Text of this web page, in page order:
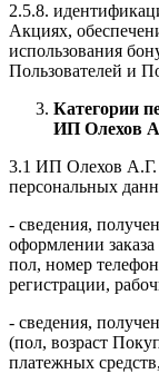
2.5.8.
Акциях,
использования
Пользователей и
Категории
ИП Олехов
3.1 ИП Олехов А.Г.
персональных
- сведения,
оформлении
пол, номер
регистрации,
- сведения,
(пол, возраст
платежных